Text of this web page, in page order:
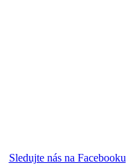
Sledujte nás na Facebooku